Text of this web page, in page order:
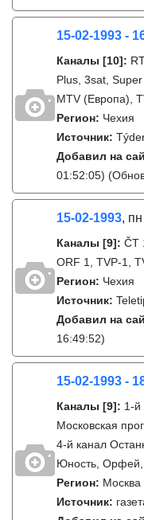
15-02-1993 -
Каналы [10]:
Plus, 3sat,
MTV (Европа),
Регион: Чехия
Источник:
Добавил на
01:52:05)
15-02-1993, пн
Каналы [9]: ČT
ORF 1, TVP-1,
Регион: Чехия
Источник:
Добавил на
16:49:52)
15-02-1993 -
Каналы [9]: 1-й
Московская
4-й канал
Юность, Орфей,
Регион: Москва
Источник: